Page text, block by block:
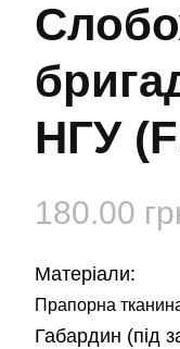
НГУ
180.00
Матеріали:
Прапорна
Габардин (під